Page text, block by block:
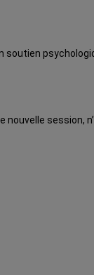
soutien
session,